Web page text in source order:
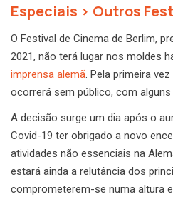
Especiais > Outros
O Festival de Cinema de Berlim,
2021, não terá lugar nos moldes
imprensa alemã. Pela primeira
ocorrerá sem público, com
A decisão surge um dia após o
Covid-19 ter obrigado a novo
atividades não essenciais na
estará ainda a relutância dos
comprometerem-se numa altura